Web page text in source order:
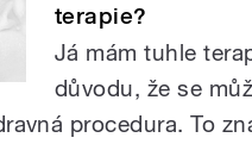
terapie?
Já mám tuhle
důvodu, že se
procedura. To